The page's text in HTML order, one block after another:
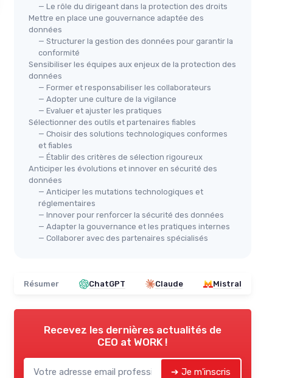
— Le rôle du dirigeant dans la protection des droits
Mettre en place une gouvernance adaptée des
données
— Structurer la gestion des données pour garantir la
conformité
Sensibiliser les équipes aux enjeux de la protection des
données
— Former et responsabiliser les collaborateurs
— Adopter une culture de la vigilance
— Evaluer et ajuster les pratiques
Sélectionner des outils et partenaires fiables
— Choisir des solutions technologiques conformes
et fiables
— Établir des critères de sélection rigoureux
Anticiper les évolutions et innover en sécurité des
données
— Anticiper les mutations technologiques et
réglementaires
— Innover pour renforcer la sécurité des données
— Adapter la gouvernance et les pratiques internes
— Collaborer avec des partenaires spécialisés
Résumer ChatGPT Claude Mistral
Recevez les dernières actualités de
CEO at WORK !
➔ Je m'inscris